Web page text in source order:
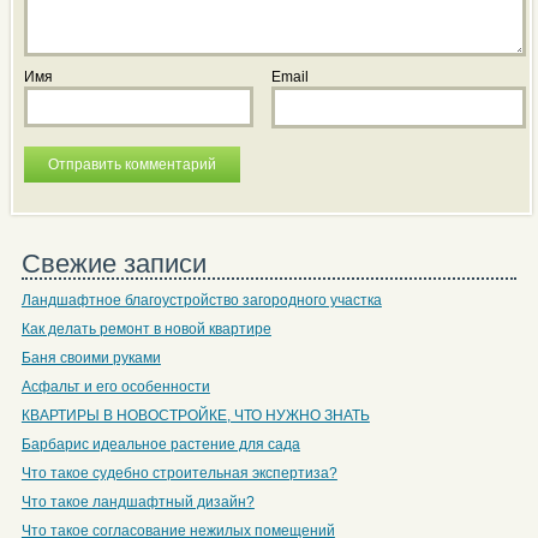
Имя Email
Свежие записи
Ландшафтное благоустройство загородного участка
Как делать ремонт в новой квартире
Баня своими руками
Асфальт и его особенности
КВАРТИРЫ В НОВОСТРОЙКЕ, ЧТО НУЖНО ЗНАТЬ
Барбарис идеальное растение для сада
Что такое судебно строительная экспертиза?
Что такое ландшафтный дизайн?
Что такое согласование нежилых помещений